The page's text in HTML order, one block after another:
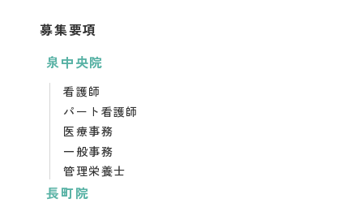
募集要項
泉中央院
看護師
パート看護師
医療事務
一般事務
管理栄養士
長町院